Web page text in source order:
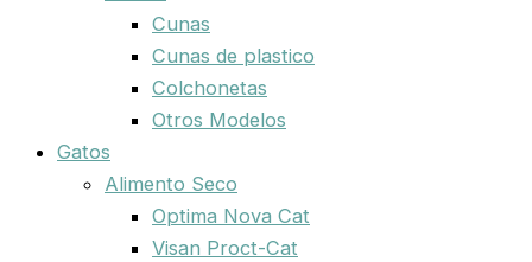
Cunas
Cunas de plastico
Colchonetas
Otros Modelos
Gatos
Alimento Seco
Optima Nova Cat
Visan Proct-Cat